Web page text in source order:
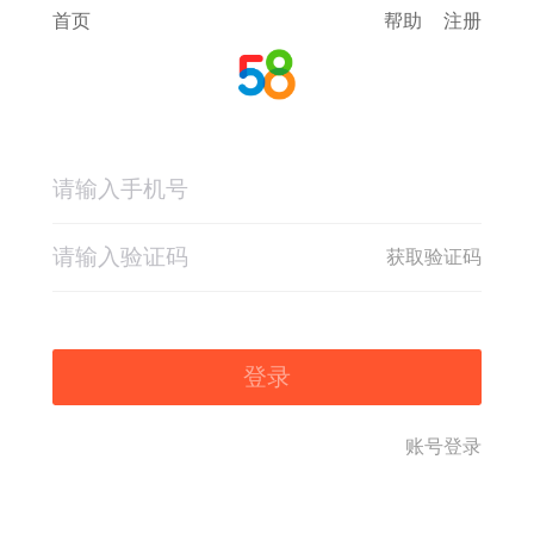
首页 帮助 注册
获取验证码
登录
账号登录